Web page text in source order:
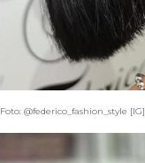
Foto: @federico_fashion_style [IG]